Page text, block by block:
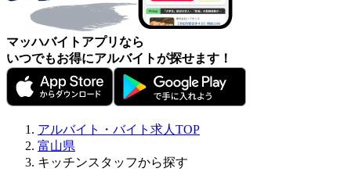
マッハバイトアプリなら
いつでもお得にアルバイトが探せます！
アルバイト・バイト求人TOP
富山県
キッチンスタッフから探す